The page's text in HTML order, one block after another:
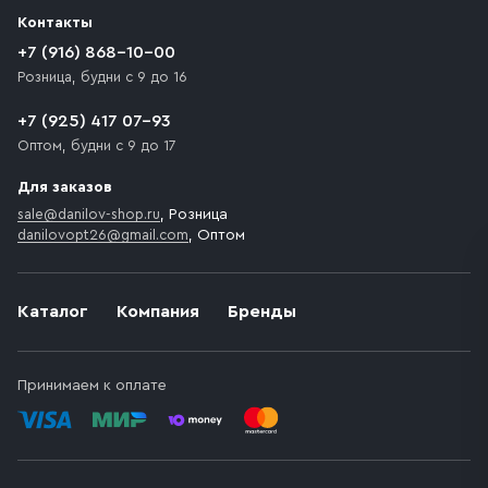
движения. Если на территории места назначения
доставки предусмотрен платный въезд, то Покупателю
необходимо компенсировать стоимость въезда
Каталог Компания Бренды
Принимаем к оплате
Контакты
+7 (916) 868-10-00
Розница, будни с 9 до 16
+7 (925) 417 07-93
Оптом, будни с 9 до 17
Для заказов
sale@danilov-shop.ru, Розница
danilovopt26@gmail.com, Оптом